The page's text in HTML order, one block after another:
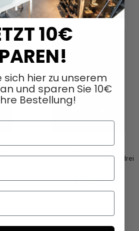
black &
RUNDHOLZ BLACK LABEL in drei
60,00 €
120,00 €
10€
sich hier zu unserem
und sparen Sie 10€
Bestellung!